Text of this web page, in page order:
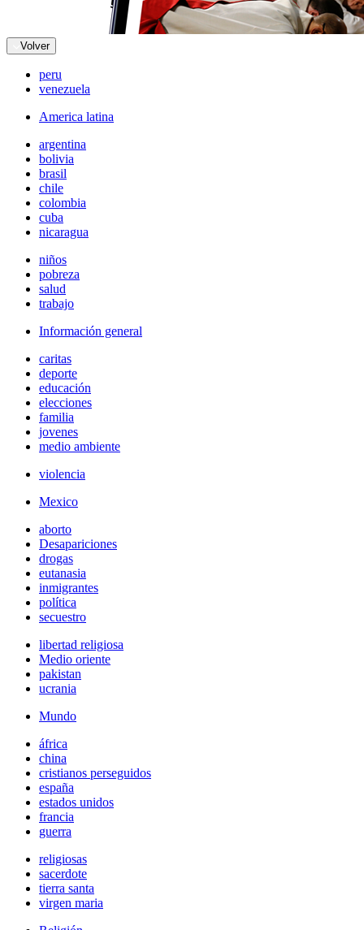
Volver
peru
venezuela
America latina
argentina
bolivia
brasil
chile
colombia
cuba
nicaragua
niños
pobreza
salud
trabajo
Información general
caritas
deporte
educación
elecciones
familia
jovenes
medio ambiente
violencia
Mexico
aborto
Desapariciones
drogas
eutanasia
inmigrantes
política
secuestro
libertad religiosa
Medio oriente
pakistan
ucrania
Mundo
áfrica
china
cristianos perseguidos
españa
estados unidos
francia
guerra
religiosas
sacerdote
tierra santa
virgen maria